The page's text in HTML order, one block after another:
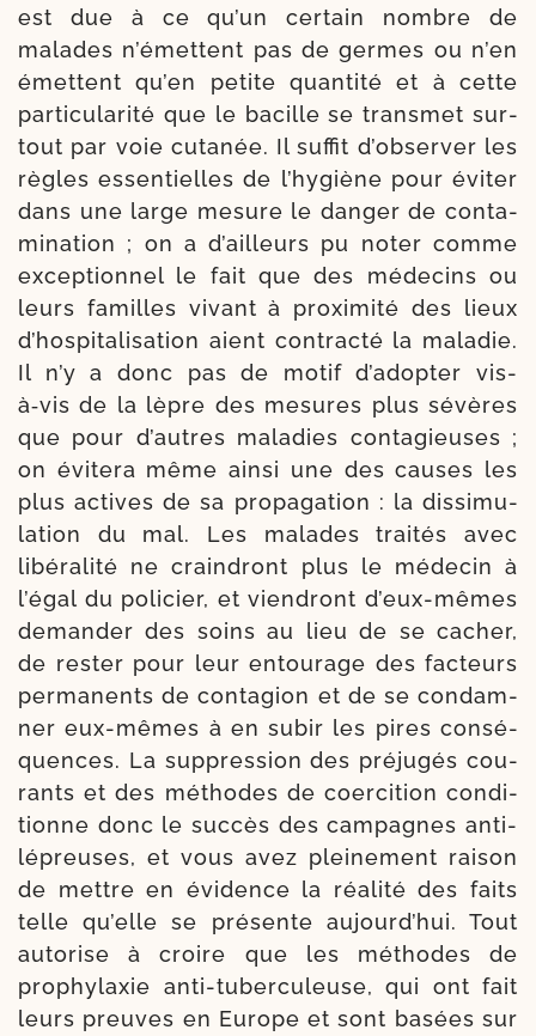
est due à ce qu’un cer­tain nombre de
malades n’é­mettent pas de germes ou n’en
émettent qu’en petite quan­ti­té et à cette
parti­cularité que le bacille se trans­met sur­
tout par voie cuta­née. Il suf­fit d’ob­ser­ver les
règles essen­tielles de l’hy­giène pour évi­ter
dans une large mesure le dan­ger de conta­
mi­na­tion ; on a d’ailleurs pu noter comme
excep­tion­nel le fait que des méde­cins ou
leurs familles vivant à proxi­mi­té des lieux
d’hos­pi­ta­li­sa­tion aient contrac­té la mala­die.
Il n’y a donc pas de motif d’a­dop­ter vis-
à‑vis de la lèpre des mesures plus sévères
que pour d’autres mala­dies conta­gieuses ;
on évi­te­ra même ain­si une des causes les
plus actives de sa pro­pa­ga­tion : la dis­si­mu­
la­tion du mal. Les malades trai­tés avec
libé­ra­li­té ne crain­dront plus le méde­cin à
l’é­gal du poli­cier, et vien­dront d’eux-​mêmes
deman­der des soins au lieu de se cacher,
de res­ter pour leur entou­rage des fac­teurs
per­ma­nents de conta­gion et de se condam­
ner eux-​mêmes à en subir les pires consé­
quences. La sup­pres­sion des pré­ju­gés cou­
rants et des méthodes de coer­ci­tion condi­
tionne donc le suc­cès des cam­pagnes anti-​
lépreuses, et vous avez plei­ne­ment rai­son
de mettre en évi­dence la réa­li­té des faits
telle qu’elle se pré­sente aujourd’­hui. Tout
auto­rise à croire que les méthodes de
prophy­laxie anti-​tuberculeuse, qui ont fait
leurs preuves en Europe et sont basées sur